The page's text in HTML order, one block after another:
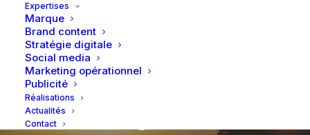
Expertises
Marque
Brand content
Stratégie digitale
Social media
Marketing opérationnel
Publicité
Réalisations
Actualités
Contact
Sarawak médias sociaux
: une expertise de